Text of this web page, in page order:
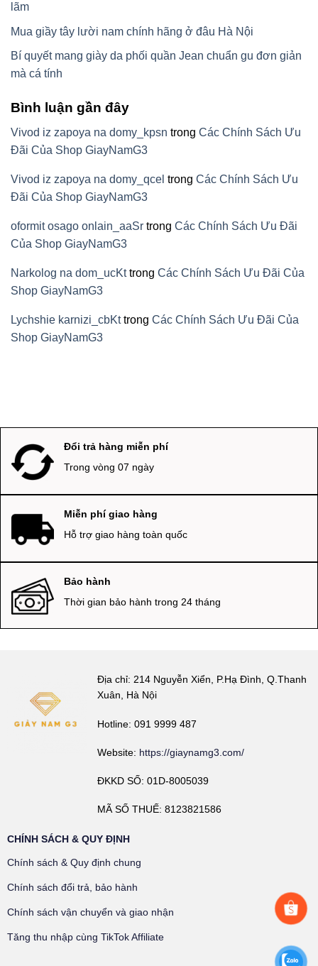
lãm
Mua giầy tây lười nam chính hãng ở đâu Hà Nội
Bí quyết mang giày da phối quần Jean chuẩn gu đơn giản
mà cá tính
Bình luận gần đây
Vivod iz zapoya na domy_kpsn trong Các Chính Sách Ưu
Đãi Của Shop GiayNamG3
Vivod iz zapoya na domy_qcel trong Các Chính Sách Ưu
Đãi Của Shop GiayNamG3
oformit osago onlain_aaSr trong Các Chính Sách Ưu Đãi
Của Shop GiayNamG3
Narkolog na dom_ucKttrong Các Chính Sách Ưu Đãi Của
Shop GiayNamG3
Lychshie karnizi_cbKttrong Các Chính Sách Ưu Đãi Của
Shop GiayNamG3
Đổi trả hàng miễn phí
Trong vòng 07 ngày
Miễn phí giao hàng
Hỗ trợ giao hàng toàn quốc
Bảo hành
Thời gian bảo hành trong 24 tháng
Địa chỉ: 214 Nguyễn Xiển, P.Hạ Đình, Q.Thanh
Xuân, Hà Nội
Hotline: 091 9999 487
Website: https://giaynamg3.com/
ĐKKD SỐ: 01D-8005039
MÃ SỐ THUẾ: 8123821586
CHÍNH SÁCH & QUY ĐỊNH
Chính sách & Quy định chung
Chính sách đổi trả, bảo hành
Chính sách vận chuyển và giao nhận
Tăng thu nhập cùng TikTok Affiliate